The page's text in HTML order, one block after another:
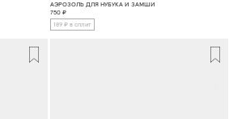
АЭРОЗОЛЬ ДЛЯ НУБУКА И ЗАМШИ
750₽
189 ₽ в сплит